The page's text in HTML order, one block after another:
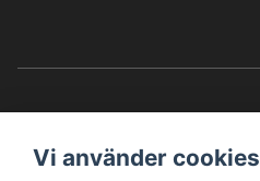
Vi använder cookies